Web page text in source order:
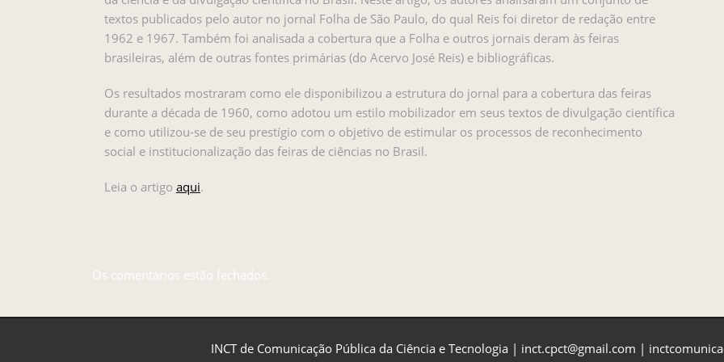
textos publicados pelo autor no jornal Folha de São Paulo, do qual Reis foi diretor de redação entre
1962 e 1967. Também foi analisada a cobertura que a Folha e outros jornais deram às feiras
brasileiras, além de outras fontes primárias (do Acervo José Reis) e bibliográficas.
Os resultados mostraram como ele disponibilizou a estrutura do jornal para a cobertura das feiras
durante a década de 1960, como adotou um estilo mobilizador em seus textos de divulgação científica
e como utilizou-se de seu prestígio com o objetivo de estimular os processos de reconhecimento
social e institucionalização das feiras de ciências no Brasil.
Leia o artigo aqui.
Os comentários estão fechados.
INCT de Comunicação Pública da Ciência e Tecnologia | inct.cpct@gmail.com |